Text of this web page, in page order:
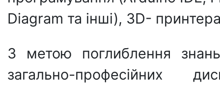
Diagram та інші), 3D-
З метою поглиблення
загально-професійних